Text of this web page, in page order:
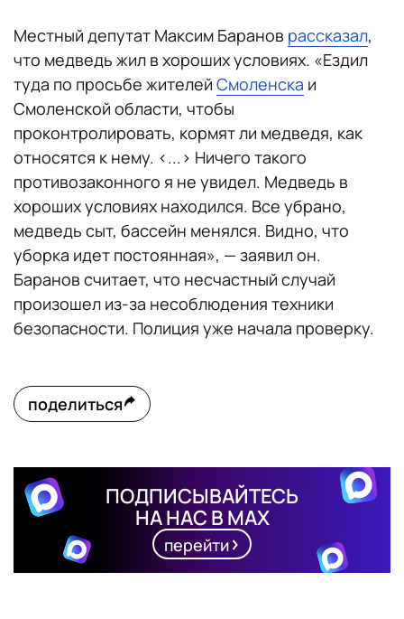
Местный депутат Максим Баранов рассказал,
что медведь жил в хороших условиях. «Ездил
туда по просьбе жителей Смоленска и
Смоленской области, чтобы
проконтролировать, кормят ли медведя, как
относятся к нему. <...> Ничего такого
противозаконного я не увидел. Медведь в
хороших условиях находился. Все убрано,
медведь сыт, бассейн менялся. Видно, что
уборка идет постоянная», — заявил он.
Баранов считает, что несчастный случай
произошел из-за несоблюдения техники
безопасности. Полиция уже начала проверку.
поделиться
ПОДПИСЫВАЙТЕСЬ
НА НАС В MAX
перейти